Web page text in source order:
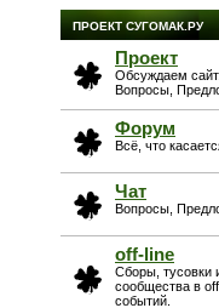
ПРОЕКТ СУГОМАК.РУ
Проект
Обсуждаем сайт.
Вопросы,
Форум
Всё, что
Чат
Вопросы,
off-line
Сборы, тусовки
сообщества в
событий.